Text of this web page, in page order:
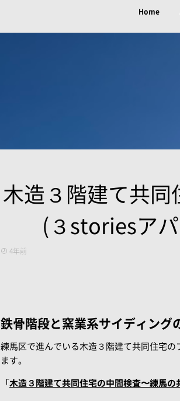
Home
木造３階建て共同
(３storiesア
4年前
鉄骨階段と窯業系サイディング
練馬区で進んでいる木造３階建て共同住宅
ます。
「 木造３階建て共同住宅の中間検査〜練馬